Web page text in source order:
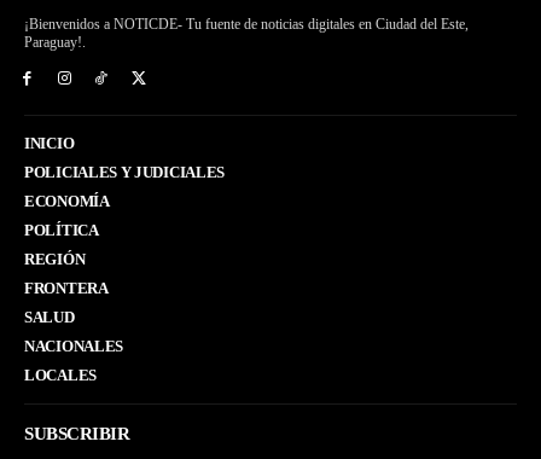
¡Bienvenidos a NOTICDE- Tu fuente de noticias digitales en Ciudad del Este,
Paraguay!.
INICIO
POLICIALES Y JUDICIALES
ECONOMÍA
POLÍTICA
REGIÓN
FRONTERA
SALUD
NACIONALES
LOCALES
SUBSCRIBIR